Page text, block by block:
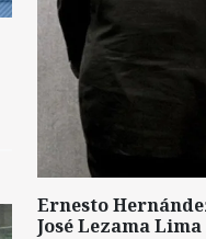
Ernesto
José Lezama Lima